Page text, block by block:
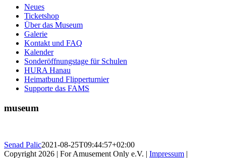
Neues
Ticketshop
Über das Museum
Galerie
Kontakt und FAQ
Kalender
Sonderöffnungstage für Schulen
HURA Hanau
Heimatbund Flipperturnier
Supporte das FAMS
museum
Senad Palic2021-08-25T09:44:57+02:00
Copyright 2026 | For Amusement Only e.V. | Impressum |